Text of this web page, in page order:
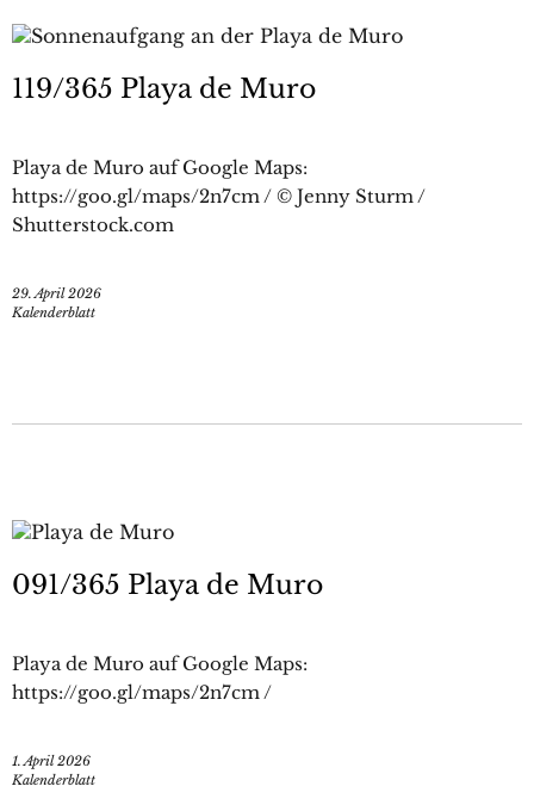
119/365 Playa de Muro
Playa de Muro auf Google Maps:
https://goo.gl/maps/2n7cm / © Jenny Sturm /
Shutterstock.com
29. April 2026
Kalenderblatt
091/365 Playa de Muro
Playa de Muro auf Google Maps:
https://goo.gl/maps/2n7cm /
1. April 2026
Kalenderblatt